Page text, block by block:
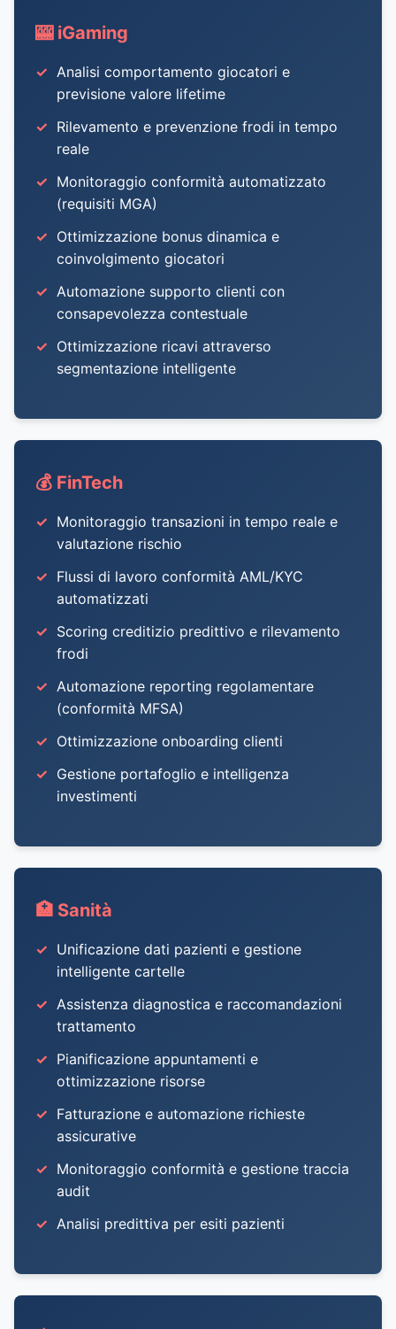
🎰 iGaming
Analisi comportamento giocatori e
previsione valore lifetime
Rilevamento e prevenzione frodi in tempo
reale
Monitoraggio conformità automatizzato
(requisiti MGA)
Ottimizzazione bonus dinamica e
coinvolgimento giocatori
Automazione supporto clienti con
consapevolezza contestuale
Ottimizzazione ricavi attraverso
segmentazione intelligente
💰 FinTech
Monitoraggio transazioni in tempo reale e
valutazione rischio
Flussi di lavoro conformità AML/KYC
automatizzati
Scoring creditizio predittivo e rilevamento
frodi
Automazione reporting regolamentare
(conformità MFSA)
Ottimizzazione onboarding clienti
Gestione portafoglio e intelligenza
investimenti
🏥 Sanità
Unificazione dati pazienti e gestione
intelligente cartelle
Assistenza diagnostica e raccomandazioni
trattamento
Pianificazione appuntamenti e
ottimizzazione risorse
Fatturazione e automazione richieste
assicurative
Monitoraggio conformità e gestione traccia
audit
Analisi predittiva per esiti pazienti